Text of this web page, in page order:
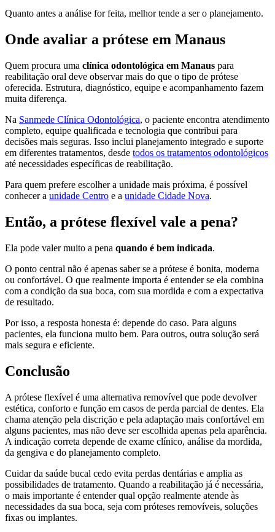
Quanto antes a análise for feita, melhor tende a ser o planejamento.
Onde avaliar a prótese em Manaus
Quem procura uma clínica odontológica em Manaus para
reabilitação oral deve observar mais do que o tipo de prótese
oferecida. Estrutura, diagnóstico, equipe e acompanhamento fazem
muita diferença.
Na Sanmede Clínica Odontológica, o paciente encontra atendimento
completo, equipe qualificada e tecnologia que contribui para
decisões mais seguras. Isso inclui planejamento integrado e suporte
em diferentes tratamentos, desde todos os tratamentos odontológicos
até necessidades específicas de reabilitação.
Para quem prefere escolher a unidade mais próxima, é possível
conhecer a unidade Centro e a unidade Cidade Nova.
Então, a prótese flexível vale a pena?
Ela pode valer muito a pena quando é bem indicada.
O ponto central não é apenas saber se a prótese é bonita, moderna
ou confortável. O que realmente importa é entender se ela combina
com a condição da sua boca, com sua mordida e com a expectativa
de resultado.
Por isso, a resposta honesta é: depende do caso. Para alguns
pacientes, ela funciona muito bem. Para outros, outra solução será
mais segura e eficiente.
Conclusão
A prótese flexível é uma alternativa removível que pode devolver
estética, conforto e função em casos de perda parcial de dentes. Ela
chama atenção pela discrição e pela adaptação mais confortável em
alguns pacientes, mas não deve ser escolhida apenas pela aparência.
A indicação correta depende de exame clínico, análise da mordida,
da gengiva e do planejamento completo.
Cuidar da saúde bucal cedo evita perdas dentárias e amplia as
possibilidades de tratamento. Quando a reabilitação já é necessária,
o mais importante é entender qual opção realmente atende às
necessidades da sua boca, seja com próteses removíveis, soluções
fixas ou implantes.